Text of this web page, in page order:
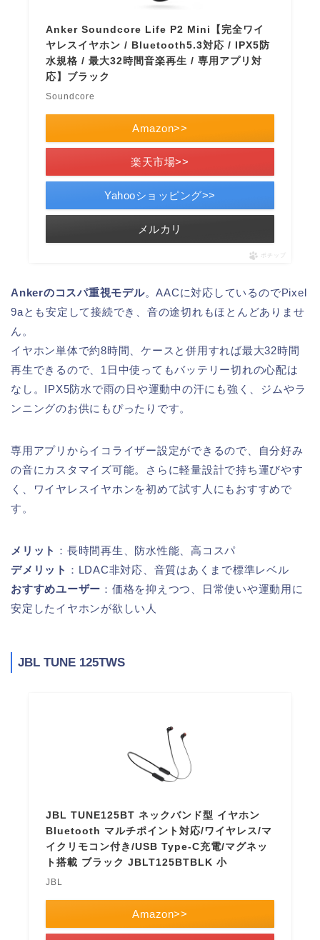
Anker Soundcore Life P2 Mini【完全ワイ
ヤレスイヤホン / Bluetooth5.3対応 / IPX5防
水規格 / 最大32時間音楽再生 / 専用アプリ対
応】ブラック
Soundcore
Amazon>>
楽天市場>>
Yahooショッピング>>
メルカリ
ポチップ
Ankerのコスパ重視モデル。AACに対応しているのでPixel
9aとも安定して接続でき、音の途切れもほとんどありませ
ん。
イヤホン単体で約8時間、ケースと併用すれば最大32時間
再生できるので、1日中使ってもバッテリー切れの心配は
なし。IPX5防水で雨の日や運動中の汗にも強く、ジムやラ
ンニングのお供にもぴったりです。
専用アプリからイコライザー設定ができるので、自分好み
の音にカスタマイズ可能。さらに軽量設計で持ち運びやす
く、ワイヤレスイヤホンを初めて試す人にもおすすめで
す。
メリット ：長時間再生、防水性能、高コスパ
デメリット ：LDAC非対応、音質はあくまで標準レベル
おすすめユーザー ：価格を抑えつつ、日常使いや運動用に
安定したイヤホンが欲しい人
JBL TUNE 125TWS
JBL TUNE125BT ネックバンド型 イヤホン
Bluetooth マルチポイント対応/ワイヤレス/マ
イクリモコン付き/USB Type-C充電/マグネッ
ト搭載 ブラック JBLT125BTBLK 小
JBL
Amazon>>